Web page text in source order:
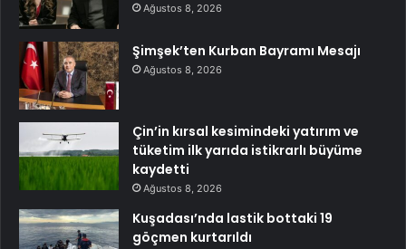
Ağustos 8, 2026
Şimşek’ten Kurban Bayramı Mesajı
Ağustos 8, 2026
Çin’in kırsal kesimindeki yatırım ve
tüketim ilk yarıda istikrarlı büyüme
kaydetti
Ağustos 8, 2026
Kuşadası’nda lastik bottaki 19
göçmen kurtarıldı